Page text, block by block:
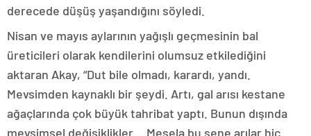
derecede düşüş yaşandığını söyledi.
Nisan ve mayıs aylarının yağışlı geçmesinin bal
üreticileri olarak kendilerini olumsuz etkilediğini
aktaran Akay, “Dut bile olmadı, karardı, yandı.
Mevsimden kaynaklı bir şeydi. Artı, gal arısı kestane
ağaçlarında çok büyük tahribat yaptı. Bunun dışında
mevsimsel değişiklikler… Mesela bu sene arılar hiç